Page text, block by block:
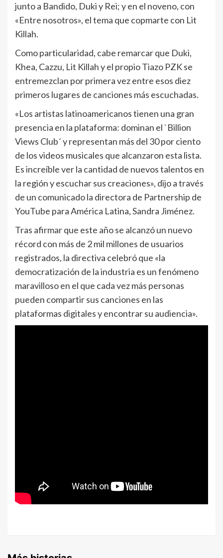
junto a Bandido, Duki y Rei; y en el noveno, con
«Entre nosotros», el tema que copmarte con Lit
Killah.
Como particularidad, cabe remarcar que Duki,
Khea, Cazzu, Lit Killah y el propio Tiazo PZK se
entremezclan por primera vez entre esos diez
primeros lugares de canciones más escuchadas.
«Los artistas latinoamericanos tienen una gran
presencia en la plataforma: dominan el `Billion
Views Club´ y representan más del 30 por ciento
de los videos musicales que alcanzaron esta lista.
Es increíble ver la cantidad de nuevos talentos en
la región y escuchar sus creaciones», dijo a través
de un comunicado la directora de Partnership de
YouTube para América Latina, Sandra Jiménez.
Tras afirmar que este año se alcanzó un nuevo
récord con más de 2 mil millones de usuarios
registrados, la directiva celebró que «la
democratización de la industria es un fenómeno
maravilloso en el que cada vez más personas
pueden compartir sus canciones en las
plataformas digitales y encontrar su audiencia».